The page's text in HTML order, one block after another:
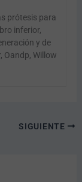
prótesis para
inferior,
y de
Oandp, Willow
SIGUIENTE